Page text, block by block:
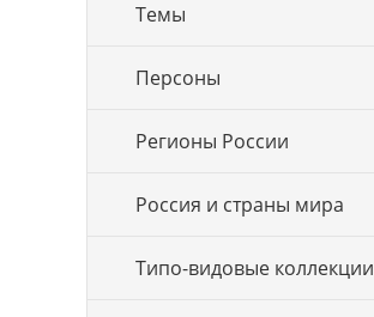
Темы
Персоны
Регионы России
Россия и страны мира
Типо-видовые коллекции